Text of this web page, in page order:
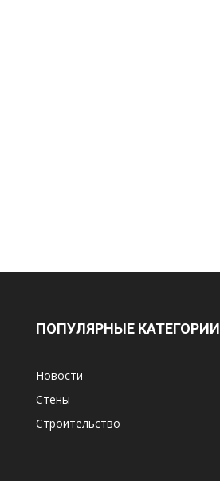
ПОПУЛЯРНЫЕ КАТЕГОРИИ
Новости
Стены
Строительство